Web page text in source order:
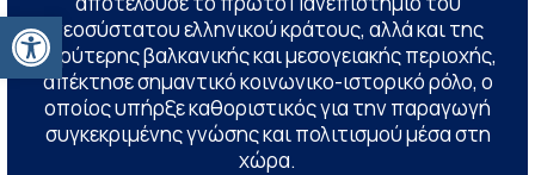
Ανοίξτε τη γραμμή εργαλείων
νεοσύστατου ελληνικού κράτους, αλλά και της
ευρύτερης βαλκανικής και μεσογειακής περιοχής,
απέκτησε σημαντικό κοινωνικο-ιστορικό ρόλο, ο
οποίος υπήρξε καθοριστικός για την παραγωγή
συγκεκριμένης γνώσης και πολιτισμού μέσα στη
χώρα.